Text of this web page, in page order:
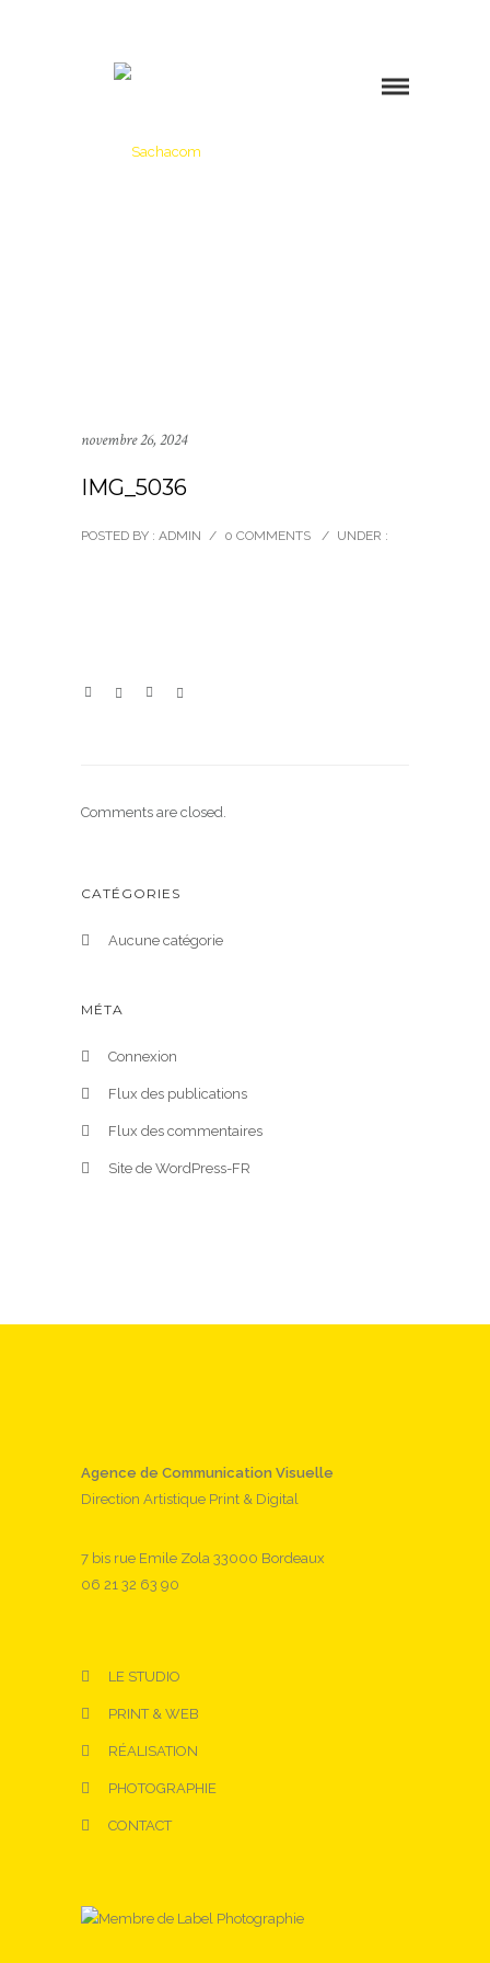
novembre 26, 2024
IMG_5036
POSTED BY : ADMIN / 0 COMMENTS / UNDER :
Comments are closed.
CATÉGORIES
Aucune catégorie
MÉTA
Connexion
Flux des publications
Flux des commentaires
Site de WordPress-FR
Agence de Communication Visuelle
Direction Artistique Print & Digital
7 bis rue Emile Zola 33000 Bordeaux
06 21 32 63 90
LE STUDIO
PRINT & WEB
RÉALISATION
PHOTOGRAPHIE
CONTACT